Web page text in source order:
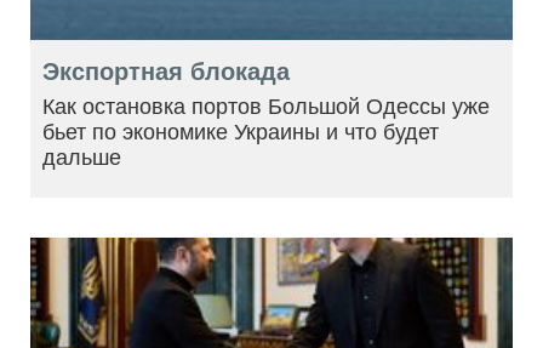
Экспортная блокада
Как остановка портов Большой Одессы уже
бьет по экономике Украины и что будет
дальше